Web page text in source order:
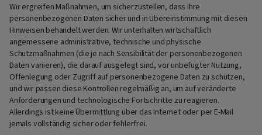
Wir ergreifen Maßnahmen, um sicherzustellen, dass Ihre
personenbezogenen Daten sicher und in Übereinstimmung mit diesen
Hinweisen behandelt werden. Wir unterhalten wirtschaftlich
angemessene administrative, technische und physische
Schutzmaßnahmen (die je nach Sensibilität der personenbezogenen
Daten variieren), die darauf ausgelegt sind, vor unbefugter Nutzung,
Offenlegung oder Zugriff auf personenbezogene Daten zu schützen,
und wir passen diese Kontrollen regelmäßig an, um auf veränderte
Anforderungen und technologische Fortschritte zu reagieren.
Allerdings ist keine Übermittlung über das Internet oder per E-Mail
jemals vollständig sicher oder fehlerfrei.